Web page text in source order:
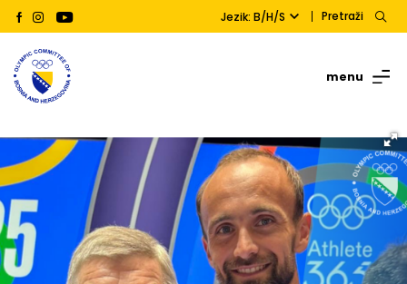
Jezik: B/H/S Pretraži
menu